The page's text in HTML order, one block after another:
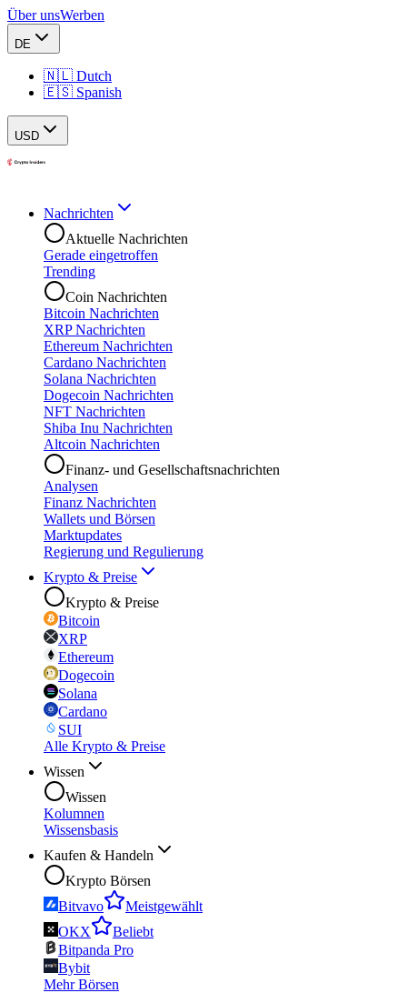
Über unsWerben
DE
🇳🇱 Dutch
🇪🇸 Spanish
USD
Nachrichten
Aktuelle Nachrichten
Gerade eingetroffen
Trending
Coin Nachrichten
Bitcoin Nachrichten
XRP Nachrichten
Ethereum Nachrichten
Cardano Nachrichten
Solana Nachrichten
Dogecoin Nachrichten
NFT Nachrichten
Shiba Inu Nachrichten
Altcoin Nachrichten
Finanz- und Gesellschaftsnachrichten
Analysen
Finanz Nachrichten
Wallets und Börsen
Marktupdates
Regierung und Regulierung
Krypto & Preise
Krypto & Preise
Bitcoin
XRP
Ethereum
Dogecoin
Solana
Cardano
SUI
Alle Krypto & Preise
Wissen
Wissen
Kolumnen
Wissensbasis
Kaufen & Handeln
Krypto Börsen
Bitvavo
Meistgewählt
OKX
Beliebt
Bitpanda Pro
Bybit
Mehr Börsen